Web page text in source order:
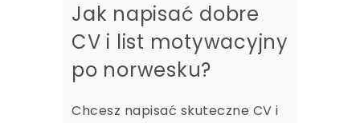
Jak napisać dobre
CV i list motywacyjny
po norwesku?
Chcesz napisać skuteczne CV i